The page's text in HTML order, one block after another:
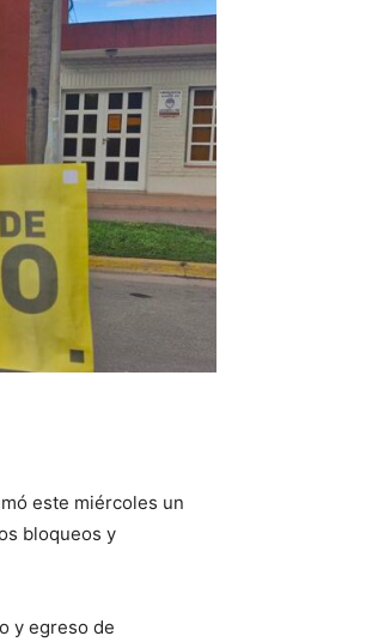
este miércoles un
bloqueos y
y egreso de